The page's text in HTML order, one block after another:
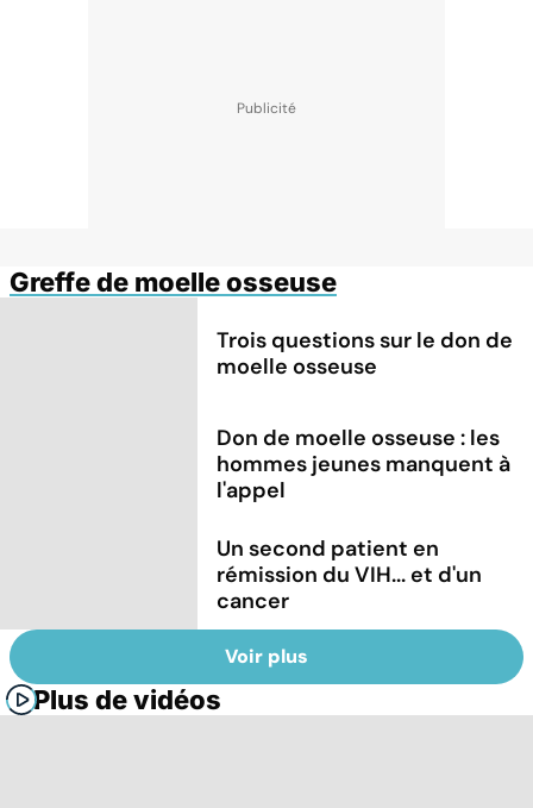
Greffe de moelle osseuse
Trois questions sur le don de
moelle osseuse
Don de moelle osseuse : les
hommes jeunes manquent à
l'appel
Un second patient en
rémission du VIH... et d'un
cancer
Voir plus
Plus de vidéos